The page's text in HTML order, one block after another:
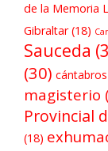
de la Memoria
Gibraltar(18)
Sauceda
(30) cántabros
magisterio
Provincial
(18)